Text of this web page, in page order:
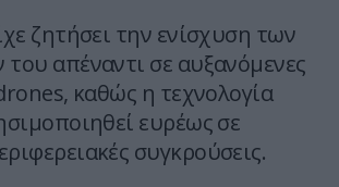
ζητήσει την ενίσχυση των
απέναντι σε αυξανόμενες
καθώς η τεχνολογία
ευρέως σε
συγκρούσεις.